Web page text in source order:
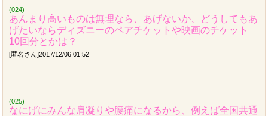
(024)
あんまり高いものは無理なら、あげないか、どうしてもあ
げたいならディズニーのペアチケットや映画のチケット
10回分とかは？
[匿名さん]2017/12/06 01:52
(025)
なにげにみんな肩凝りや腰痛になるから、例えば全国共通